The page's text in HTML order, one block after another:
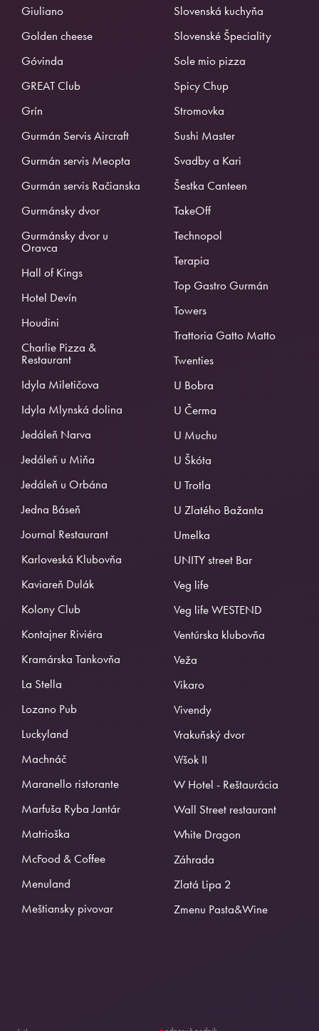
Giuliano
Golden cheese
Góvinda
GREAT Club
Grín
Gurmán Servis Aircraft
Gurmán servis Meopta
Gurmán servis Račianska
Gurmánsky dvor
Gurmánsky dvor u
Oravca
Hall of Kings
Hotel Devín
Houdini
Charlie Pizza &
Restaurant
Idyla Miletičova
Idyla Mlynská dolina
Jedáleň Narva
Jedáleň u Miňa
Jedáleň u Orbána
Jedna Báseň
Journal Restaurant
Karloveská Klubovňa
Kaviareň Dulák
Kolony Club
Kontajner Riviéra
Kramárska Tankovňa
La Stella
Lozano Pub
Luckyland
Machnáč
Maranello ristorante
Marfuša Ryba Jantár
Matrioška
McFood & Coffee
Menuland
Meštiansky pivovar
Slovenská kuchyňa
Slovenské Špeciality
Sole mio pizza
Spicy Chup
Stromovka
Sushi Master
Svadby a Kari
Šestka Canteen
TakeOff
Technopol
Terapia
Top Gastro Gurmán
Towers
Trattoria Gatto Matto
Twenties
U Bobra
U Čerma
U Muchu
U Škóta
U Trotla
U Zlatého Bažanta
Umelka
UNITY street Bar
Veg life
Veg life WESTEND
Ventúrska klubovňa
Veža
Vikaro
Vivendy
Vrakuňský dvor
Vŕšok II
W Hotel - Reštaurácia
Wall Street restaurant
White Dragon
Záhrada
Zlatá Lipa 2
Zmenu Pasta&Wine